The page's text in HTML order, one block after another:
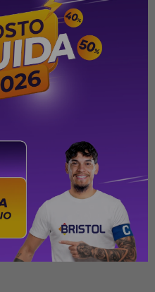
graves precisos,